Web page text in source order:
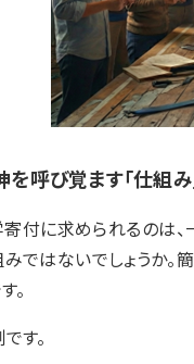
呼び覚ます「仕組
付に求められるのは、
ではないでしょうか
。
す。